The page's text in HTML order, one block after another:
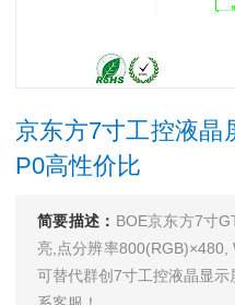
京东方7寸工控液晶
P0高性价比
简要描述： BOE京东方7寸
亮,点分辨率800(RGB)×480,
可替代群创7寸工控液晶显